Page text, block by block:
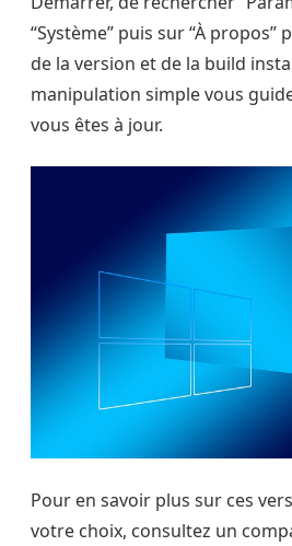
“Système” puis sur “À propos”
de la version et de la build
manipulation simple vous
vous êtes à jour.
Pour en savoir plus sur ces
votre choix, consultez un